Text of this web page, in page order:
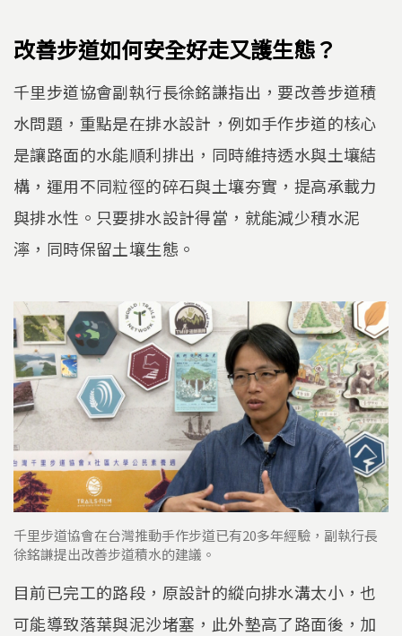
改善步道如何安全好走又護生態？
千里步道協會副執行長徐銘謙指出，要改善步道積
水問題，重點是在排水設計，例如手作步道的核心
是讓路面的水能順利排出，同時維持透水與土壤結
構，運用不同粒徑的碎石與土壤夯實，提高承載力
與排水性。只要排水設計得當，就能減少積水泥
濘，同時保留土壤生態。
千里步道協會在台灣推動手作步道已有20多年經驗，副執行長
徐銘謙提出改善步道積水的建議。
目前已完工的路段，原設計的縱向排水溝太小，也
可能導致落葉與泥沙堵塞，此外墊高了路面後，加